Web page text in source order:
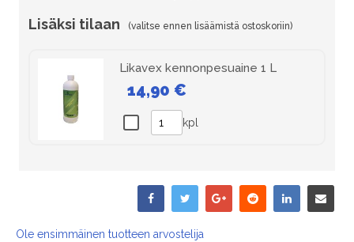
Lisäksi tilaan
Likavex kennonpesuaine 1 L
14,90 €
kpl
Ole ensimmäinen tuotteen arvostelija